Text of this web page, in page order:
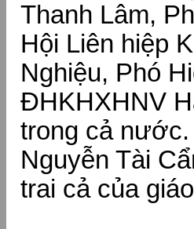
Thanh Lâm,
Hội Liên hiệp
Nghiệu, Phó
ĐHKHXHNV
trong cả
Nguyễn Tài
trai cả của